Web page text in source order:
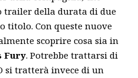
della durata di due
titolo. Con queste nuove
scoprire cosa sia in
Fury. Potrebbe trattarsi di
si tratterà invece di un